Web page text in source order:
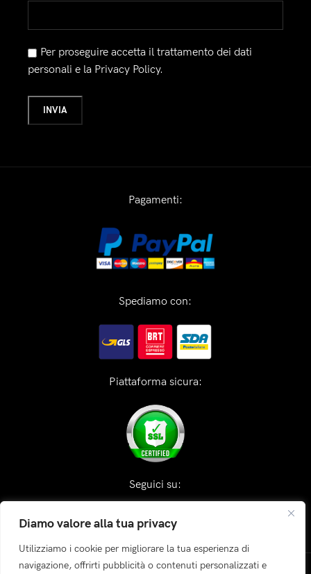
Diamo valore alla tua privacy
Utilizziamo i cookie per migliorare la tua esperienza di
navigazione, offrirti pubblicità o contenuti personalizzati e
Per proseguire accetta il trattamento dei dati
personali e la Privacy Policy.
Pagamenti:
Spediamo con:
Piattaforma sicura:
Seguici su: